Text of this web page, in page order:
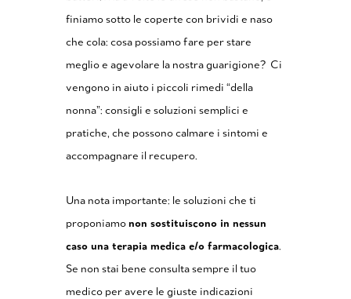
finiamo sotto le coperte con brividi e naso
che cola: cosa possiamo fare per stare
meglio e agevolare la nostra guarigione? Ci
vengono in aiuto i piccoli rimedi “della
nonna”: consigli e soluzioni semplici e
pratiche, che possono calmare i sintomi e
accompagnare il recupero.
Una nota importante: le soluzioni che ti
proponiamonon sostituiscono in nessun
caso una terapia medica e/o farmacologica.
Se non stai bene consulta sempre il tuo
medico per avere le giuste indicazioni